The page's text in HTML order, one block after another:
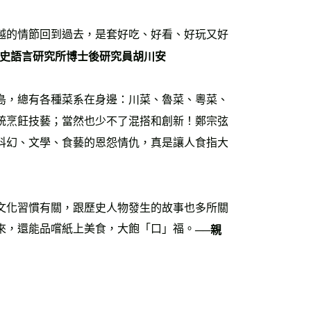
的情節回到過去，是套好吃、好看、好玩又好
語言研究所博士後研究員胡川安
總有各種菜系在身邊：川菜、魯菜、粵菜、
飪技藝；當然也少不了混搭和創新！鄭宗弦
、文學、食藝的恩怨情仇，真是讓人食指大
習慣有關，跟歷史人物發生的故事也多所關
還能品嚐紙上美食，大飽「口」福。──親